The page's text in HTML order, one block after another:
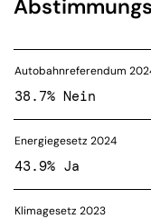
Autobahnreferendum
38.7% Nein
Energiegesetz 2024
43.9% Ja
Klimagesetz 2023